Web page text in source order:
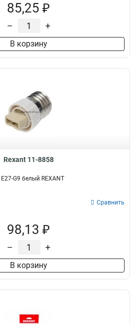
85,25 ₽
– +
В корзину
Rexant 11-8858
G9 белый REXANT
Сравнить
98,13 ₽
– +
В корзину